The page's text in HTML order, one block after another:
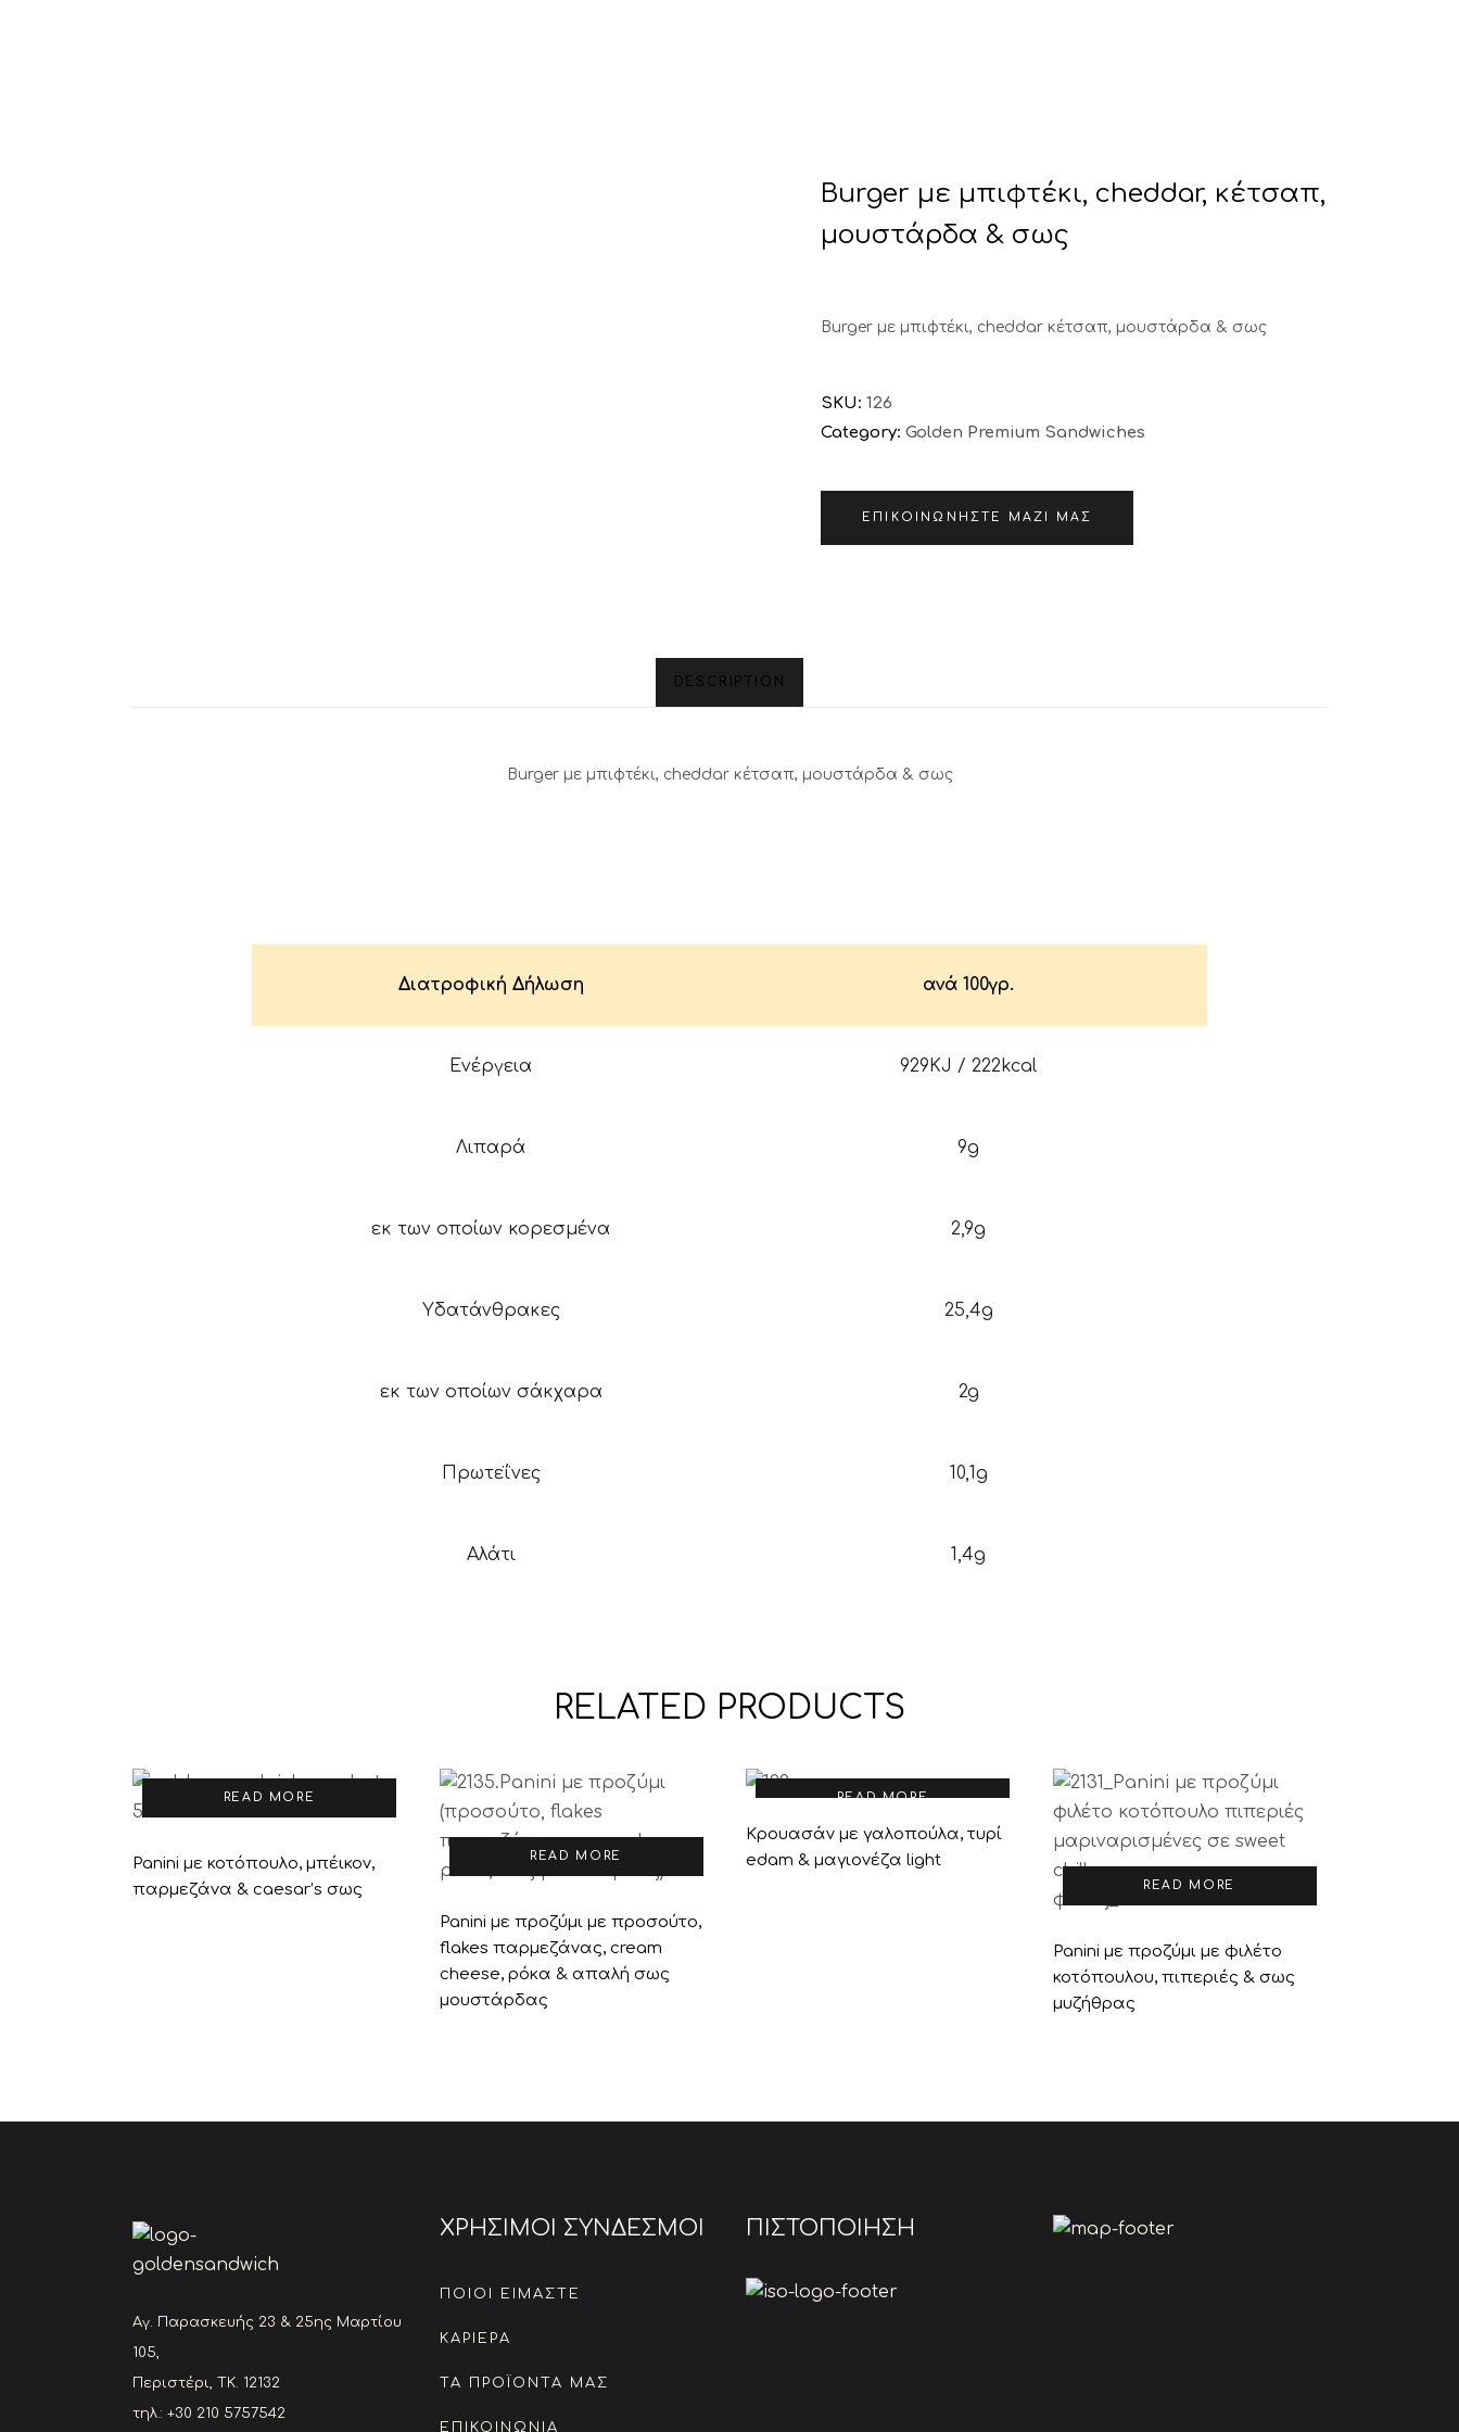
Burger με μπιφτέκι, cheddar, κέτσαπ,
μουστάρδα & σως
Burger με μπιφτέκι, cheddar κέτσαπ, μουστάρδα & σως
SKU: 126
Category: Golden Premium Sandwiches
ΕΠΙΚΟΙΝΩΝΉΣΤΕ ΜΑΖΊ ΜΑΣ
DESCRIPTION
Burger με μπιφτέκι, cheddar κέτσαπ, μουστάρδα & σως
Διατροφική Δήλωση ανά 100γρ.
Ενέργεια 929KJ / 222kcal
Λιπαρά 9g
εκ των οποίων κορεσμένα 2,9g
Υδατάνθρακες 25,4g
εκ των οποίων σάκχαρα 2g
Πρωτεΐνες 10,1g
Αλάτι 1,4g
RELATED PRODUCTS
READ MORE
Panini με κοτόπουλο, μπέικον,
παρμεζάνα & caesar’s σως
READ MORE
Panini με προζύμι με προσούτο,
flakes παρμεζάνας, cream
cheese, ρόκα & απαλή σως
μουστάρδας
READ MORE
Κρουασάν με γαλοπούλα, τυρί
edam & μαγιονέζα light
READ MORE
Panini με προζύμι με φιλέτο
κοτόπουλου, πιπεριές & σως
μυζήθρας
Αγ. Παρασκευής 23 & 25ης Μαρτίου
105,
Περιστέρι, ΤΚ. 12132
τηλ.: +30 210 5757542
ΧΡΗΣΙΜΟΙ ΣΥΝΔΕΣΜΟΙ
ΠΟΙΟΙ ΕΙΜΑΣΤΕ
ΚΑΡΙΕΡΑ
ΤΑ ΠΡΟΪΟΝΤΑ ΜΑΣ
ΕΠΙΚΟΙΝΩΝΙΑ
ΠΙΣΤΟΠΟΙΗΣΗ